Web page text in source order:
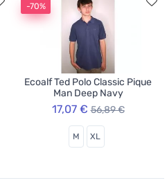
-70%
Ecoalf Ted Polo Classic Pique
Man Deep Navy
17,07 € 56,89 €
M XL